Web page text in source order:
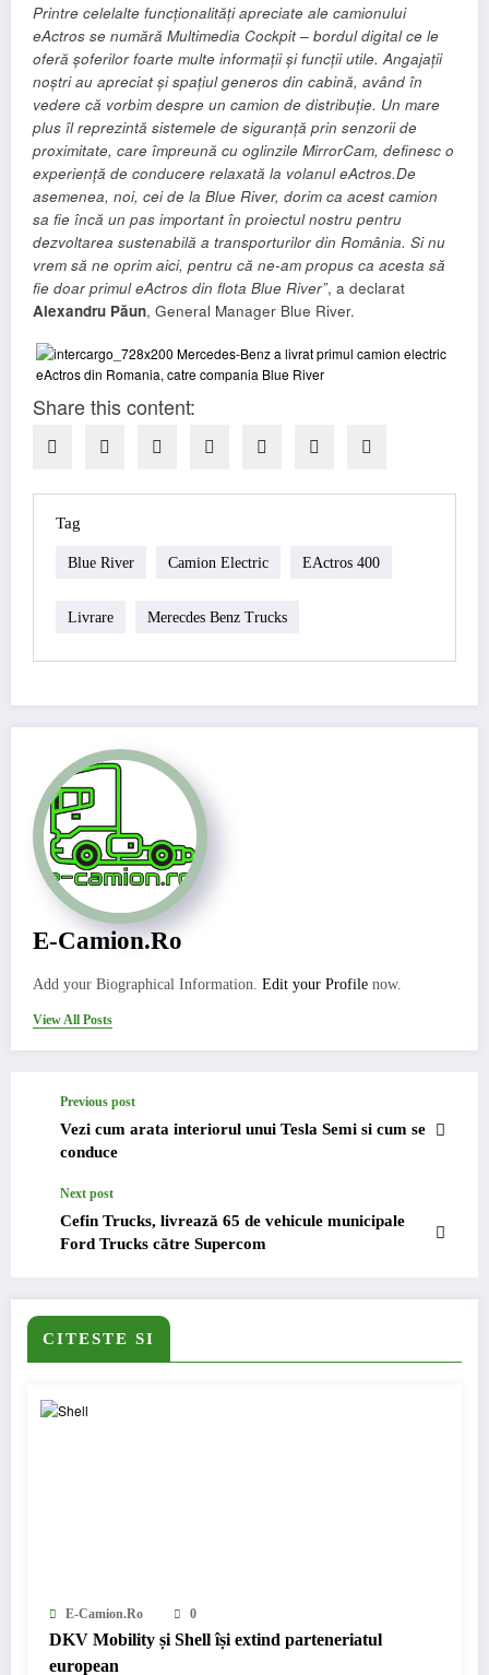
Printre celelalte funcționalități apreciate ale camionului
eActros se numără Multimedia Cockpit – bordul digital ce le
oferă șoferilor foarte multe informații și funcții utile. Angajații
noștri au apreciat și spațiul generos din cabină, având în
vedere că vorbim despre un camion de distribuție. Un mare
plus îl reprezintă sistemele de siguranță prin senzorii de
proximitate, care împreună cu oglinzile MirrorCam, definesc o
experiență de conducere relaxată la volanul eActros.De
asemenea, noi, cei de la Blue River, dorim ca acest camion
sa fie încă un pas important în proiectul nostru pentru
dezvoltarea sustenabilă a transporturilor din România. Si nu
vrem să ne oprim aici, pentru că ne-am propus ca acesta să
fie doar primul eActros din flota Blue River”, a declarat
Alexandru Păun, General Manager Blue River.
Share this content:
Tag
Blue River Camion Electric EActros 400
Livrare Merecdes Benz Trucks
E-Camion.ro
Add your Biographical Information. Edit your Profile now.
View All Posts
Previous post
Vezi cum arata interiorul unui Tesla Semi si cum se
conduce
Next post
Cefin Trucks, livrează 65 de vehicule municipale
Ford Trucks către Supercom
CITESTE SI
E-Camion.ro 0
DKV Mobility și Shell își extind parteneriatul
european